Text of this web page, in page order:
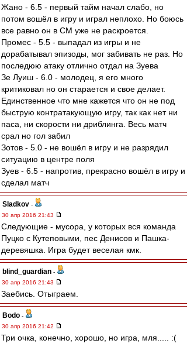
Жано - 6.5 - первый тайм начал слабо, но
потом вошёл в игру и играл неплохо. Но боюсь
все равно он в СМ уже не раскроется.
Промес - 5.5 - выпадал из игры и не
дорабатывал эпизоды, мог забивать не раз. Но
последюю атаку отлично отдал на Зуева
Зе Луиш - 6.0 - молодец, я его много
критиковал но он старается и свое делает.
Единственное что мне кажется что он не под
быструю контратакующую игру, так как нет ни
паса, ни скорости ни дриблинга. Весь матч
срал но гол забил
Зотов - 5.0 - не вошёл в игру и не разрядил
ситуацию в центре поля
Зуев - 6.5 - напротив, прекрасно вошёл в игру и
сделал матч
Sladkov -
30 апр 2016 21:43
Следующие - мусора, у которых вся команда
Пуцко с Кутеповыми, пес Денисов и Пашка-
деревяшка. Игра будет веселая кмк.
blind_guardian -
30 апр 2016 21:43
Заебись. Отыграем.
Bodo -
30 апр 2016 21:42
Три очка, конечно, хорошо, но игра, мля..... :(